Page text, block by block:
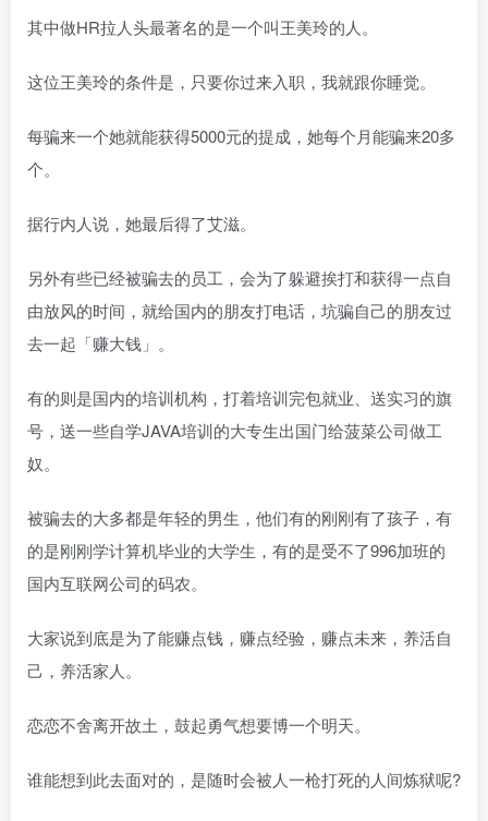
其中做HR拉人头最著名的是一个叫王美玲的人。
这位王美玲的条件是，只要你过来入职，我就跟你睡觉。
每骗来一个她就能获得5000元的提成，她每个月能骗来20多
个。
据行内人说，她最后得了艾滋。
另外有些已经被骗去的员工，会为了躲避挨打和获得一点自
由放风的时间，就给国内的朋友打电话，坑骗自己的朋友过
去一起「赚大钱」。
有的则是国内的培训机构，打着培训完包就业、送实习的旗
号，送一些自学JAVA培训的大专生出国门给菠菜公司做工
奴。
被骗去的大多都是年轻的男生，他们有的刚刚有了孩子，有
的是刚刚学计算机毕业的大学生，有的是受不了996加班的
国内互联网公司的码农。
大家说到底是为了能赚点钱，赚点经验，赚点未来，养活自
己，养活家人。
恋恋不舍离开故土，鼓起勇气想要博一个明天。
谁能想到此去面对的，是随时会被人一枪打死的人间炼狱呢?